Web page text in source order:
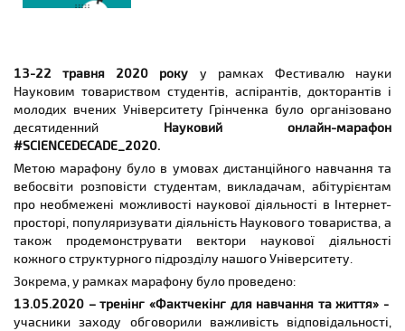
13-22 травня 2020 року у рамках Фестивалю науки
Науковим товариством студентів, аспірантів, докторантів і
молодих вчених Університету Грінченка було організовано
десятиденний Науковий онлайн-марафон
#SCIENCEDECADE_2020.
Метою марафону було в умовах дистанційного навчання та
вебосвіти розповісти студентам, викладачам, абітурієнтам
про необмежені можливості наукової діяльності в Інтернет-
просторі, популяризувати діяльність Наукового товариства, а
також продемонструвати вектори наукової діяльності
кожного структурного підрозділу нашого Університету.
Зокрема, у рамках марафону було проведено:
13.05.2020 – тренінг «Фактчекінг для навчання та життя» -
учасники заходу обговорили важливість відповідальності,